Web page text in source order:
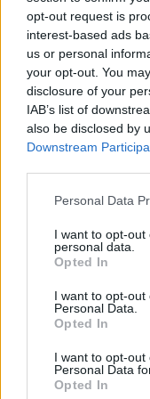
opt-out request is
interest-based ads
us or personal
your opt-out. You
disclosure of your
IAB’s list of
also be disclosed by
Downstream
Please note that this
not limited to your
grant or deny
use your data for
consent section.
Personal Data
I want to opt-
personal data.
Opted In
I want to opt-out
Personal Data.
Opted In
I want to opt-
Personal Data
Opted In
linea con i sottotemi di
diverso’; ‘Azione per il
pic.twitter.com/
20 RIyadh Expo 20
Esposizione globale
Non è un segreto che
su larga scala a un
affascinante, delle
dell’immensa
realizzato dal lancio della